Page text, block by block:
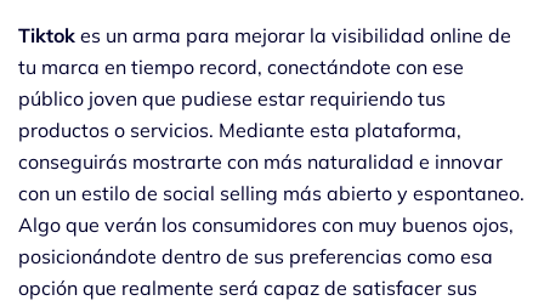
Tiktok es un arma para mejorar la visibilidad online de
tu marca en tiempo record, conectándote con ese
público joven que pudiese estar requiriendo tus
productos o servicios. Mediante esta plataforma,
conseguirás mostrarte con más naturalidad e innovar
con un estilo de social selling más abierto y espontaneo.
Algo que verán los consumidores con muy buenos ojos,
posicionándote dentro de sus preferencias como esa
opción que realmente será capaz de satisfacer sus